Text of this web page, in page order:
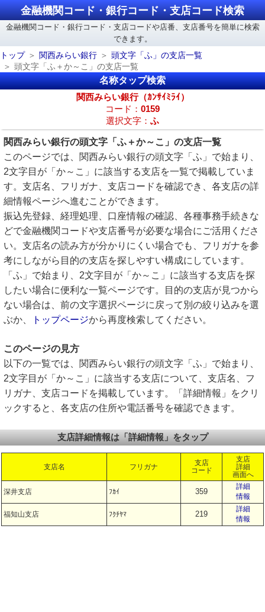
金融機関コード・銀行コード・支店コード検索
金融機関コード・銀行コード・支店コードや店番、支店番号を簡単に検索
できます。
トップ
関西みらい銀行
頭文字「ふ」の支店一覧
頭文字「ふ＋か～こ」の支店一覧
名称タップ検索
関西みらい銀行（ｶﾝｻｲﾐﾗｲ）
コード： 0159
選択文字： ふ
関西みらい銀行の頭文字「ふ＋か～こ」の支店一覧
このページでは、関西みらい銀行の頭文字「ふ」で始まり、
2文字目が「か～こ」に該当する支店を一覧で掲載していま
す。支店名、フリガナ、支店コードを確認でき、各支店の詳
細情報ページへ進むことができます。
振込先登録、経理処理、口座情報の確認、各種事務手続きな
どで金融機関コードや支店番号が必要な場合にご活用くださ
い。支店名の読み方が分かりにくい場合でも、フリガナを参
考にしながら目的の支店を探しやすい構成にしています。
「ふ」で始まり、2文字目が「か～こ」に該当する支店を探
したい場合に便利な一覧ページです。目的の支店が見つから
ない場合は、前の文字選択ページに戻って別の絞り込みを選
ぶか、
トップページから再度検索してください。
このページの見方
以下の一覧では、関西みらい銀行の頭文字「ふ」で始まり、
2文字目が「か～こ」に該当する支店について、支店名、フ
リガナ、支店コードを掲載しています。「詳細情報」をクリ
ックすると、各支店の住所や電話番号を確認できます。
支店詳細情報は「詳細情報」をタップ
支店名 フリガナ
支店
コード
支店
詳細
画面へ
深井支店 ﾌｶｲ 359
詳細
情報
福知山支店 ﾌｸﾁﾔﾏ 219
詳細
情報